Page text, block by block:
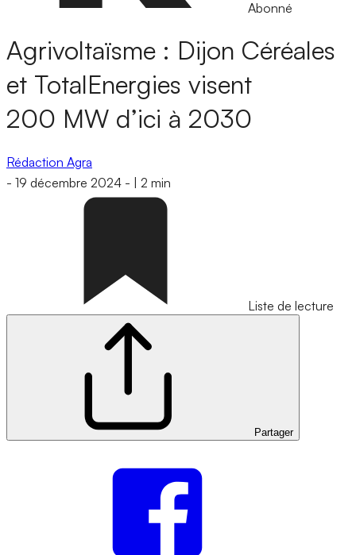
Abonné
Agrivoltaïsme : Dijon Céréales
et TotalEnergies visent
200 MW d’ici à 2030
Rédaction Agra
- 19 décembre 2024 - 2 min
Liste de lecture
Partager